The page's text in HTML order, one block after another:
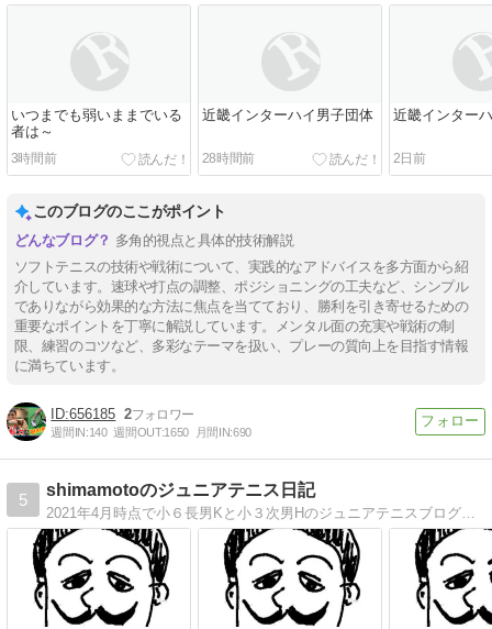
いつまでも弱いままでいる
者は～
3時間前
近畿インターハイ男子団体
28時間前
近畿インター
2日前
このブログのここがポイント
多角的視点と具体的技術解説
ソフトテニスの技術や戦術について、実践的なアドバイスを多方面から紹
介しています。速球や打点の調整、ポジショニングの工夫など、シンプル
でありながら効果的な方法に焦点を当てており、勝利を引き寄せるための
重要なポイントを丁寧に解説しています。メンタル面の充実や戦術の制
限、練習のコツなど、多彩なテーマを扱い、プレーの質向上を目指す情報
に満ちています。
656185 2
週間IN:140 週間OUT:1650 月間IN:690
5
shimamotoのジュニアテニス日記
2021年4月時点で小６長男Kと小３次男Hのジュニアテニスブログです。